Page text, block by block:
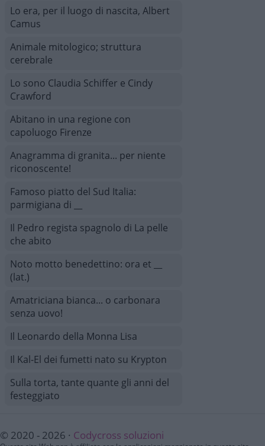
Lo era, per il luogo di nascita, Albert
Camus
Animale mitologico; struttura
cerebrale
Lo sono Claudia Schiffer e Cindy
Crawford
Abitano in una regione con
capoluogo Firenze
Anagramma di granita... per niente
riconoscente!
Famoso piatto del Sud Italia:
parmigiana di __
Il Pedro regista spagnolo di La pelle
che abito
Noto motto benedettino: ora et __
(lat.)
Amatriciana bianca... o carbonara
senza uovo!
Il Leonardo della Monna Lisa
Il Kal-El dei fumetti nato su Krypton
Sulla torta, tante quante gli anni del
festeggiato
© 2020 - 2026 · Codycross soluzioni